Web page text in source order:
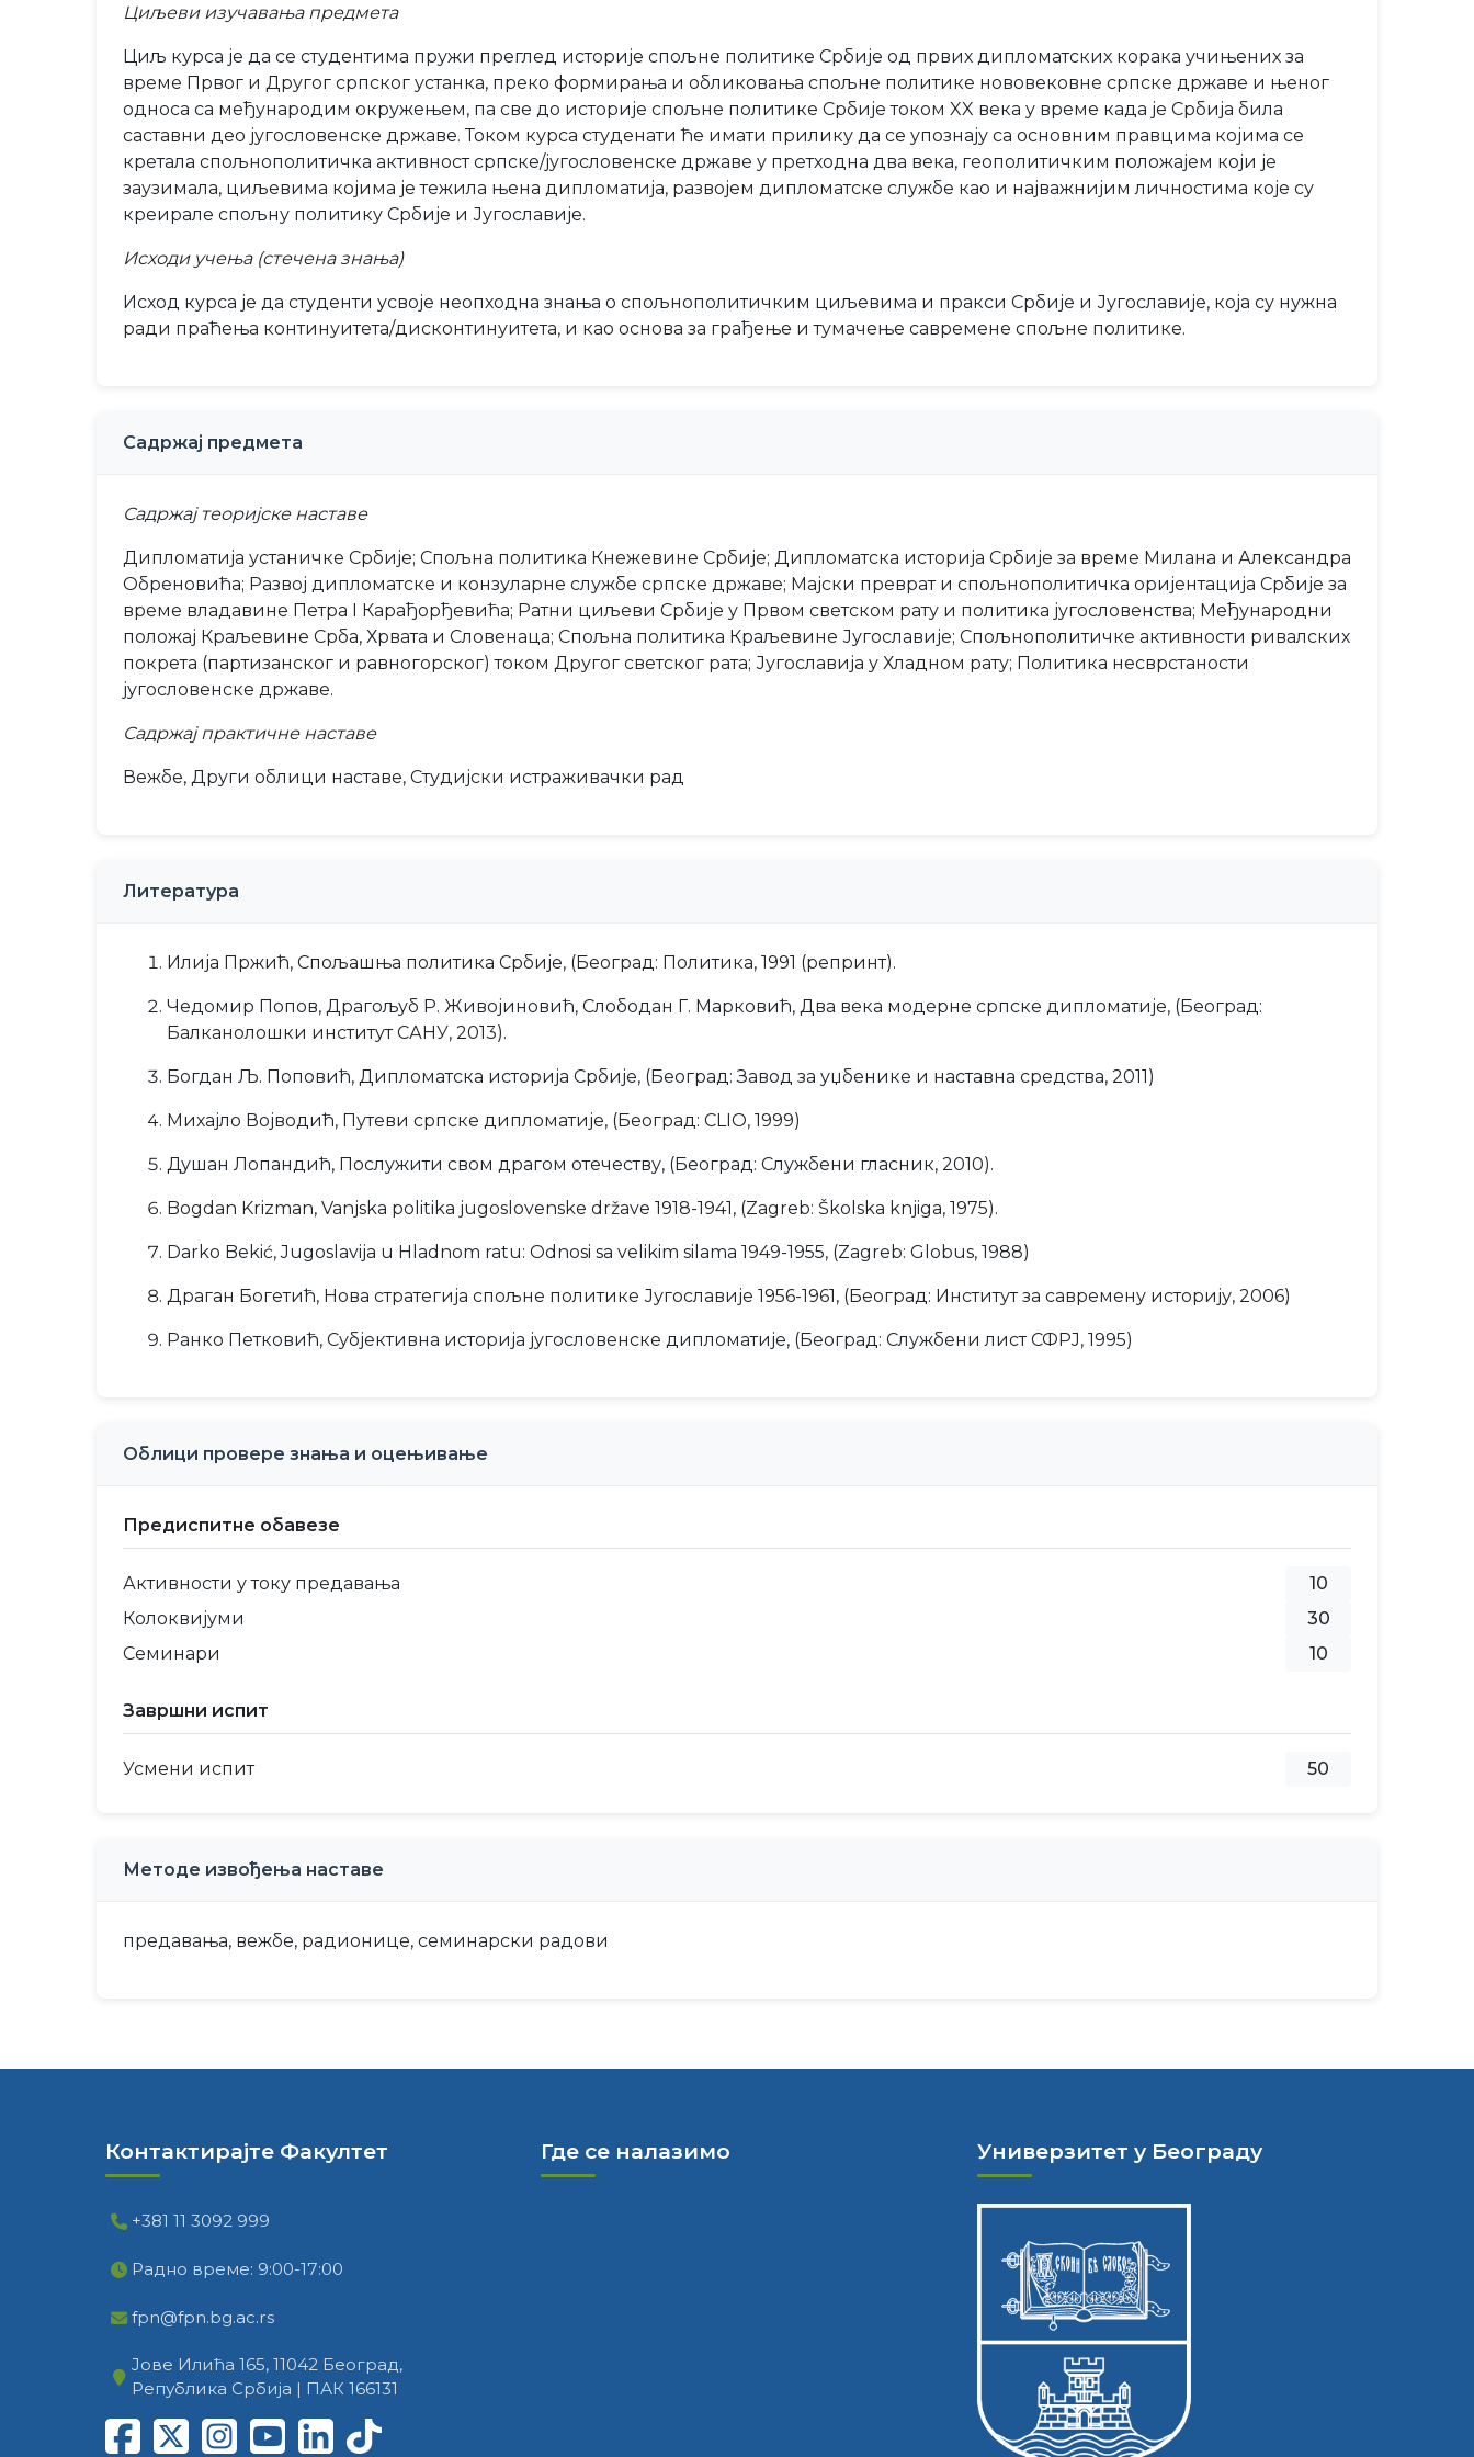
Циљеви изучавања предмета
Циљ курса је да се студентима пружи преглед историје спољне политике Србије од првих дипломатских корака учињених за
време Првог и Другог српског устанка, преко формирања и обликовања спољне политике нововековне српске државе и њеног
односа са међународим окружењем, па све до историје спољне политике Србије током XX века у време када је Србија била
саставни део југословенске државе. Током курса студенати ће имати прилику да се упознају са основним правцима којима се
кретала спољнополитичка активност српске/југословенске државе у претходна два века, геополитичким положајем који је
заузимала, циљевима којима је тежила њена дипломатија, развојем дипломатске службе као и најважнијим личностима које су
креирале спољну политику Србије и Југославије.
Исходи учења (стечена знања)
Исход курса је да студенти усвоје неопходна знања о спољнополитичким циљевима и пракси Србије и Југославије, која су нужна
ради праћења континуитета/дисконтинуитета, и као основа за грађење и тумачење савремене спољне политике.
Садржај предмета
Садржај теоријске наставе
Дипломатија устаничке Србије; Спољна политика Кнежевине Србије; Дипломатска историја Србије за време Милана и Александра
Обреновића; Развој дипломатске и конзуларне службе српске државе; Мајски преврат и спољнополитичка оријентација Србије за
време владавине Петра I Карађорђевића; Ратни циљеви Србије у Првом светском рату и политика југословенства; Међународни
положај Краљевине Срба, Хрвата и Словенаца; Спољна политика Краљевине Југославије; Спољнополитичке активности ривалских
покрета (партизанског и равногорског) током Другог светског рата; Југославија у Хладном рату; Политика несврстаности
југословенске државе.
Садржај практичне наставе
Вежбе, Други облици наставе, Студијски истраживачки рад
Литература
Илија Пржић, Спољашња политика Србије, (Београд: Политика, 1991 (репринт).
Чедомир Попов, Драгољуб Р. Живојиновић, Слободан Г. Марковић, Два века модерне српске дипломатије, (Београд:
Балканолошки институт САНУ, 2013).
Богдан Љ. Поповић, Дипломатска историја Србије, (Београд: Завод за уџбенике и наставна средства, 2011)
Михајло Војводић, Путеви српске дипломатије, (Београд: CLIO, 1999)
Душан Лопандић, Послужити свом драгом отечеству, (Београд: Службени гласник, 2010).
Bogdan Krizman, Vanjska politika jugoslovenske države 1918-1941, (Zagreb: Školska knjiga, 1975).
Darko Bekić, Jugoslavija u Hladnom ratu: Odnosi sa velikim silama 1949-1955, (Zagreb: Globus, 1988)
Драган Богетић, Нова стратегија спољне политике Југославије 1956-1961, (Београд: Институт за савремену историју, 2006)
Ранко Петковић, Субјективна историја југословенске дипломатије, (Београд: Службени лист СФРЈ, 1995)
Облици провере знања и оцењивање
Предиспитне обавезе
Активности у току предавања
10
Колоквијуми
30
Семинари
10
Завршни испит
Усмени испит 50
Методе извођења наставе
предавања, вежбе, радионице, семинарски радови
Контактирајте Факултет
+381 11 3092 999
Радно време: 9:00-17:00
fpn@fpn.bg.ac.rs
Јове Илића 165, 11042 Београд,
Република Србија | ПАК 166131
Где се налазимо Универзитет у Београду